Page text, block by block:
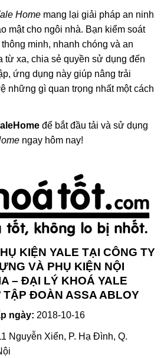
Home mang lại giải pháp an ninh
mật cho ngôi nhà. Bạn kiểm soát
minh, nhanh chóng và an
từ xa, chia sẻ quyền sử dụng đến
ứng dụng này giúp nâng trải
những gì quan trọng nhất một cách
để bắt đầu tải và sử dụng
ngay hôm nay!
KIỆN YALE TẠI CÔNG TY
VÀ PHỤ KIỆN NỘI
– ĐẠI LÝ KHOÁ YALE
TẬP ĐOÀN ASSA ABLOY
ngày: 2018-10-16
Nguyễn Xiển, P. Hạ Đình, Q.